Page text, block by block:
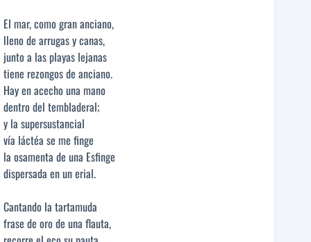
El mar, como gran anciano,
lleno de arrugas y canas,
junto a las playas lejanas
tiene rezongos de anciano.
Hay en acecho una mano
dentro del tembladeral;
y la supersustancial
vía láctéa se me finge
la osamenta de una Esfinge
dispersada en un erial.
Cantando la tartamuda
frase de oro de una flauta,